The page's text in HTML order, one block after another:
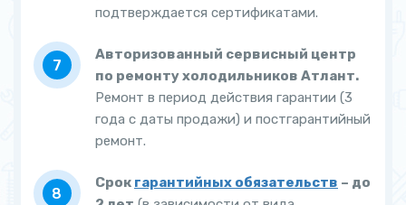
подтверждается сертификатами.
Авторизованный сервисный центр
по ремонту холодильников Атлант.
Ремонт в период действия гарантии (3
года с даты продажи) и постгарантийный
ремонт.
Срок гарантийных обязательств – до